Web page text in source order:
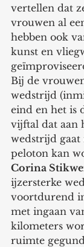
vertellen dat
vrouwen al
hebben ook
kunst en
Bij de
wedstrijd
eind en het is
vijftal dat aan
wedstrijd
peloton kan
Corina
ijzersterke
voortdurend
met ingaan
kilometers
ruimte